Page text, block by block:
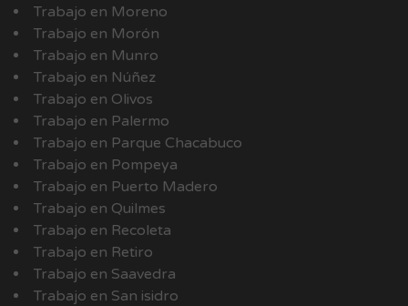
Trabajo en Moreno
Trabajo en Morón
Trabajo en Munro
Trabajo en Núñez
Trabajo en Olivos
Trabajo en Palermo
Trabajo en Parque Chacabuco
Trabajo en Pompeya
Trabajo en Puerto Madero
Trabajo en Quilmes
Trabajo en Recoleta
Trabajo en Retiro
Trabajo en Saavedra
Trabajo en San isidro